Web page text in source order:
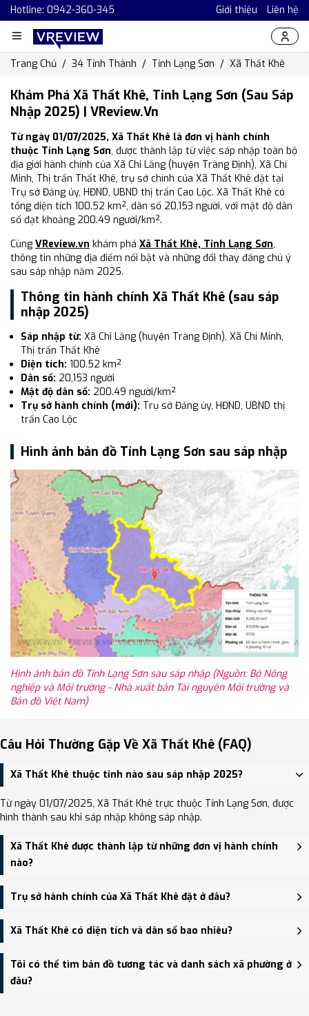
Hotline: 0942-360-345 Giới thiệu Liên hệ
Trang Chủ 34 Tỉnh Thành Tỉnh Lạng Sơn Xã Thất Khê
Khám Phá Xã Thất Khê, Tỉnh Lạng Sơn (Sau Sáp
Nhập 2025) | VReview.vn
Từ ngày 01/07/2025, Xã Thất Khê là đơn vị hành chính
thuộc Tỉnh Lạng Sơn, được thành lập từ việc sáp nhập toàn bộ
địa giới hành chính của Xã Chi Lăng (huyện Tràng Định), Xã Chí
Minh, Thị trấn Thất Khê, trụ sở chính của Xã Thất Khê đặt tại
Trụ sở Đảng ủy, HĐND, UBND thị trấn Cao Lộc. Xã Thất Khê có
tổng diện tích 100.52 km², dân số 20,153 người, với mật độ dân
số đạt khoảng 200.49 người/km².
Cùng VReview.vn khám phá Xã Thất Khê, Tỉnh Lạng Sơn,
thông tin những địa điểm nổi bật và những đổi thay đáng chú ý
sau sáp nhập năm 2025.
Thông tin hành chính Xã Thất Khê (sau sáp
nhập 2025)
Sáp nhập từ: Xã Chi Lăng (huyện Tràng Định), Xã Chí Minh,
Thị trấn Thất Khê
Diện tích: 100.52 km²
Dân số: 20,153 người
Mật độ dân số: 200.49 người/km²
Trụ sở hành chính (mới): Trụ sở Đảng ủy, HĐND, UBND thị
trấn Cao Lộc
Hình ảnh bản đồ Tỉnh Lạng Sơn sau sáp nhập
Hình ảnh bản đồ Tỉnh Lạng Sơn sau sáp nhập (Nguồn: Bộ Nông
nghiệp và Môi trường - Nhà xuất bản Tài nguyên Môi trường và
Bản đồ Việt Nam)
Câu Hỏi Thường Gặp Về Xã Thất Khê (FAQ)
Xã Thất Khê thuộc tỉnh nào sau sáp nhập 2025?
Từ ngày 01/07/2025, Xã Thất Khê trực thuộc Tỉnh Lạng Sơn, được
hình thành sau khi sáp nhập không sáp nhập.
Xã Thất Khê được thành lập từ những đơn vị hành chính
nào?
Xã Thất Khê được thành lập trên cơ sở sáp nhập Xã Chi Lăng
(huyện Tràng Định), Xã Chí Minh, Thị trấn Thất Khê.
Trụ sở hành chính của Xã Thất Khê đặt ở đâu?
Trụ sở hành chính mới của Xã Thất Khê đặt tại Trụ sở Đảng ủy,
HĐND, UBND thị trấn Cao Lộc - trung tâm khu vực thuận tiện giao
thông.
Xã Thất Khê có diện tích và dân số bao nhiêu?
Xã Thất Khê có Diện tích: 100.52 km², Dân số: 20,153 người, Mật
độ dân số: Khoảng 200.49 người/km²
Tôi có thể tìm bản đồ tương tác và danh sách xã phường ở
đâu?